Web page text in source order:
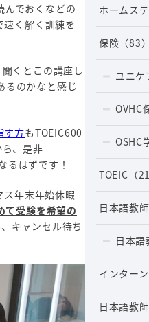
んでおくなどの
く解く訓練を
くとこの講座し
るのかなと感じ
す方もTOEIC600
、是非
るはずです！
ス年末年始休暇
て受験を希望の
キャンセル待ち
ホームス
保険 （83）
ユニケ
OVHC
OSHC
TOEIC （
日本語教
日本
インター
日本語教